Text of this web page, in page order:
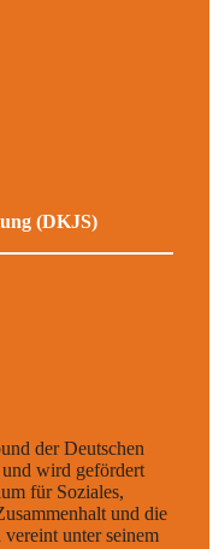
(DKJS)
der Deutschen
wird gefördert
für Soziales,
und die
unter seinem